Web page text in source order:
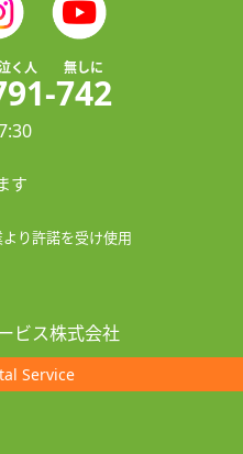
742
く人 無しに
す
り許諾を受け使用
ビス株式会社
Service